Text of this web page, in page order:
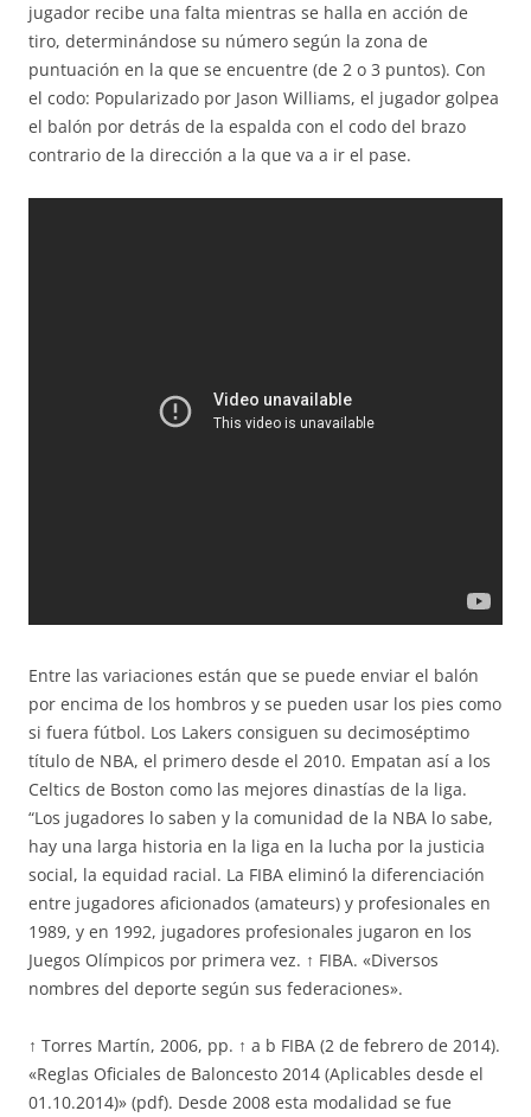
jugador recibe una falta mientras se halla en acción de
tiro, determinándose su número según la zona de
puntuación en la que se encuentre (de 2 o 3 puntos). Con
el codo: Popularizado por Jason Williams, el jugador golpea
el balón por detrás de la espalda con el codo del brazo
contrario de la dirección a la que va a ir el pase.
Entre las variaciones están que se puede enviar el balón
por encima de los hombros y se pueden usar los pies como
si fuera fútbol. Los Lakers consiguen su decimoséptimo
título de NBA, el primero desde el 2010. Empatan así a los
Celtics de Boston como las mejores dinastías de la liga.
“Los jugadores lo saben y la comunidad de la NBA lo sabe,
hay una larga historia en la liga en la lucha por la justicia
social, la equidad racial. La FIBA eliminó la diferenciación
entre jugadores aficionados (amateurs) y profesionales en
1989, y en 1992, jugadores profesionales jugaron en los
Juegos Olímpicos por primera vez. ↑ FIBA. «Diversos
nombres del deporte según sus federaciones».
↑ Torres Martín, 2006, pp. ↑ a b FIBA (2 de febrero de 2014).
«Reglas Oficiales de Baloncesto 2014 (Aplicables desde el
01.10.2014)» (pdf). Desde 2008 esta modalidad se fue